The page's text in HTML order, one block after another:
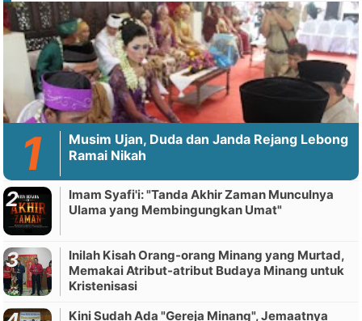
Musim Ujan, Duda dan Janda Rejang Lebong
Ramai Nikah
Imam Syafi'i: "Tanda Akhir Zaman Munculnya
Ulama yang Membingungkan Umat"
Inilah Kisah Orang-orang Minang yang Murtad,
Memakai Atribut-atribut Budaya Minang untuk
Kristenisasi
Kini Sudah Ada "Gereja Minang", Jemaatnya